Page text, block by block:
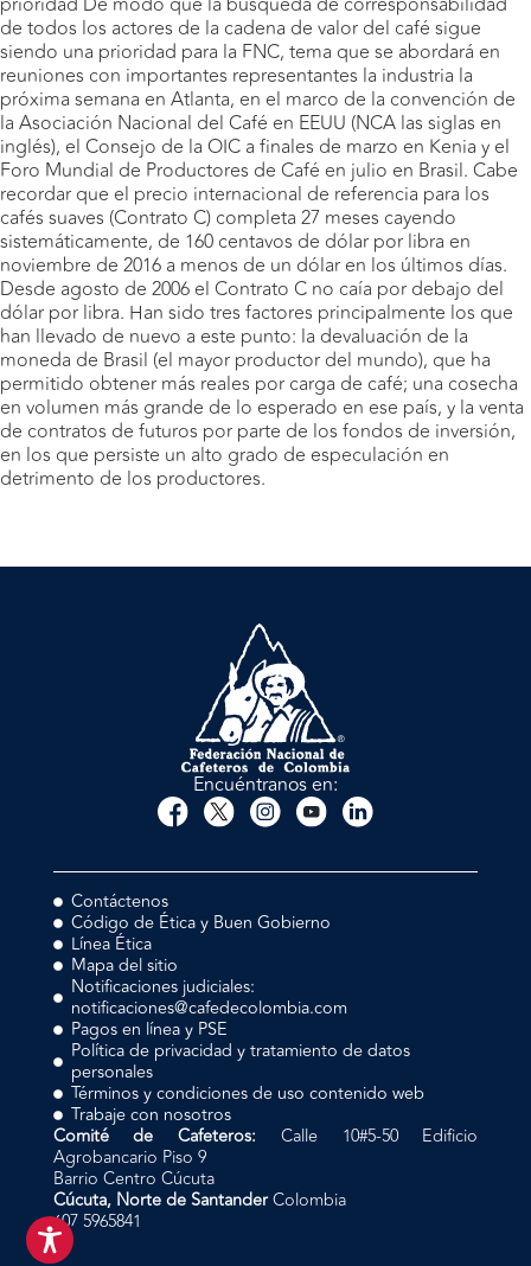
de todos los actores de la cadena de valor del café sigue
siendo una prioridad para la FNC, tema que se abordará en
reuniones con importantes representantes la industria la
próxima semana en Atlanta, en el marco de la convención de
la Asociación Nacional del Café en EEUU (NCA las siglas en
inglés), el Consejo de la OIC a finales de marzo en Kenia y el
Foro Mundial de Productores de Café en julio en Brasil. Cabe
recordar que el precio internacional de referencia para los
cafés suaves (Contrato C) completa 27 meses cayendo
sistemáticamente, de 160 centavos de dólar por libra en
noviembre de 2016 a menos de un dólar en los últimos días.
Desde agosto de 2006 el Contrato C no caía por debajo del
dólar por libra. Han sido tres factores principalmente los que
han llevado de nuevo a este punto: la devaluación de la
moneda de Brasil (el mayor productor del mundo), que ha
permitido obtener más reales por carga de café; una cosecha
en volumen más grande de lo esperado en ese país, y la venta
de contratos de futuros por parte de los fondos de inversión,
en los que persiste un alto grado de especulación en
detrimento de los productores.
Encuéntranos en:
Contáctenos
Código de Ética y Buen Gobierno
Línea Ética
Mapa del sitio
Notificaciones judiciales:
notificaciones@cafedecolombia.com
Pagos en línea y PSE
Política de privacidad y tratamiento de datos
personales
Términos y condiciones de uso contenido web
Trabaje con nosotros
Comité de Cafeteros: Calle 10#5-50 Edificio
Agrobancario Piso 9
Barrio Centro Cúcuta
Cúcuta, Norte de SantanderColombia
607 5965841